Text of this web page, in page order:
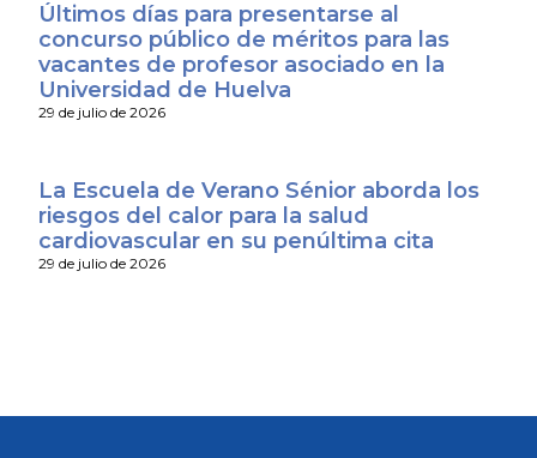
Últimos días para presentarse al
concurso público de méritos para las
vacantes de profesor asociado en la
Universidad de Huelva
29 de julio de 2026
La Escuela de Verano Sénior aborda los
riesgos del calor para la salud
cardiovascular en su penúltima cita
29 de julio de 2026